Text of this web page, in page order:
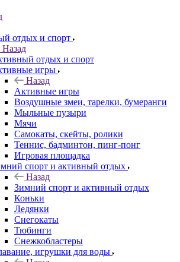
отдых и спорт
Назад
отдых и спорт
игры
Назад
Активные игры
Воздушные змеи, тарелки, бумеранги
Мыльные пузыри
Мячи
Самокаты, скейты, ролики
Теннис, бадминтон, пинг-понг
Игровая площадка
спорт и активный отдых
Назад
Зимний спорт и активный отдых
Коньки
Ледянки
Снегокаты
Тюбинги
Снежкобластеры
игрушки для воды